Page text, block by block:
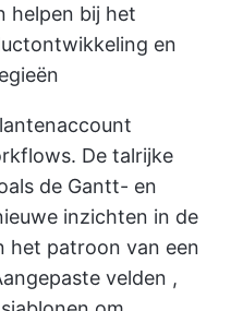
helpen bij het
en
De talrijke
de Gantt- en
inzichten in de
het patroon van een
velden ,